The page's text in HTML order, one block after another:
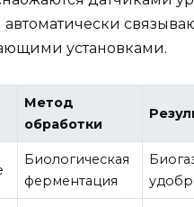
установками.
Метод
обработки
Биологическая
ферментация